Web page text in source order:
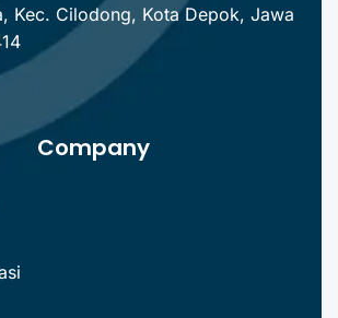
Kec. Cilodong, Kota Depok, Jawa
Company